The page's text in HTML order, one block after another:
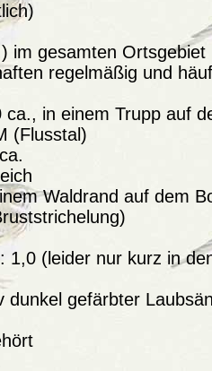
im gesamten
regelmäßig und
ca., in einem Trupp auf
(Flusstal)
Waldrand auf dem
: 1,0 (leider nur kurz in
dunkel gefärbter